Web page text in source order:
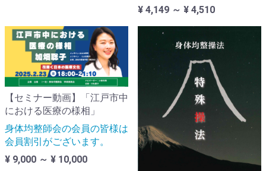
¥ 4,149 ～ ¥ 4,510
【セミナー動画】「江戸市中
における医療の様相」
身体均整師会の会員の皆様は
会員割引がございます。
¥ 9,000 ～ ¥ 10,000